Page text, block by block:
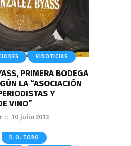
VINOTICIAS
PRIMERA BODEGA
LA “ASOCIACIÓN
Y
VINO”
10 julio 2013
D.O. TORO